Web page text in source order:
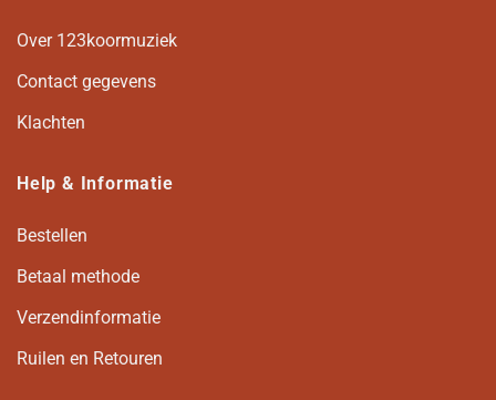
Over 123koormuziek
Contact gegevens
Klachten
Help & Informatie
Bestellen
Betaal methode
Verzendinformatie
Ruilen en Retouren